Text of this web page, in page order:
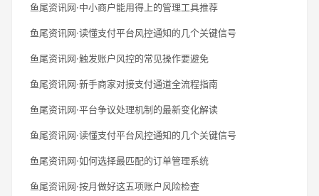
鱼尾资讯网·中小商户能用得上的管理工具推荐
鱼尾资讯网·读懂支付平台风控通知的几个关键信号
鱼尾资讯网·触发账户风控的常见操作要避免
鱼尾资讯网·新手商家对接支付通道全流程指南
鱼尾资讯网·平台争议处理机制的最新变化解读
鱼尾资讯网·读懂支付平台风控通知的几个关键信号
鱼尾资讯网·如何选择最匹配的订单管理系统
鱼尾资讯网·按月做好这五项账户风险检查